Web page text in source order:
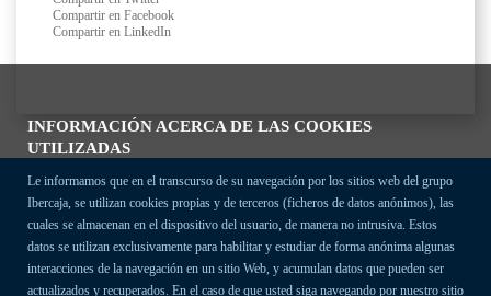
INFORMACIÓN ACERCA DE LAS COOKIES
UTILIZADAS
Le informamos que en el transcurso de su navegación por los sitios web del grupo
Ibercaja, se utilizan cookies propias y de terceros (ficheros de datos anónimos), las
cuales se almacenan en el dispositivo del usuario, de manera no intrusiva. Estos
datos se utilizan exclusivamente para habilitar y estudiar de forma anónima algunas
interacciones de la navegación en un sitio Web, y acumulan datos que pueden ser
actualizados y recuperados. En el caso de que usted siga navegando por nuestro sitio
Compartir en Facebook
Compartir en LinkedIn